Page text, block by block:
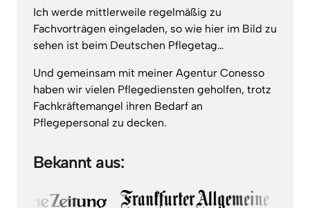
Ich werde mittlerweile regelmäßig
Fachvorträgen eingeladen, so wie hier im Bild
sehen ist beim Deutschen Pflegetag…
Und gemeinsam mit meiner Agentur
haben wir vielen Pflegediensten geholfen,
Fachkräftemangel ihren Bedarf
Pflegepersonal zu decken.
Bekannt aus: